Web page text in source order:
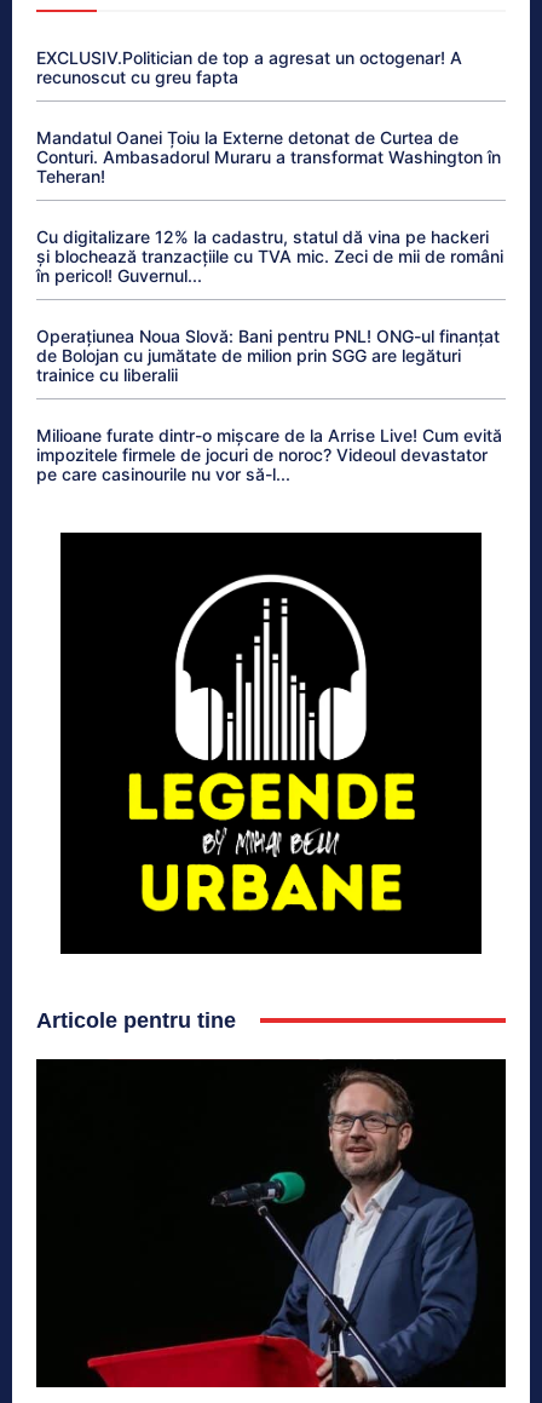
EXCLUSIV.Politician de top a agresat un octogenar! A
recunoscut cu greu fapta
Mandatul Oanei Țoiu la Externe detonat de Curtea de
Conturi. Ambasadorul Muraru a transformat Washington în
Teheran!
Cu digitalizare 12% la cadastru, statul dă vina pe hackeri
și blochează tranzacțiile cu TVA mic. Zeci de mii de români
în pericol! Guvernul...
Operațiunea Noua Slovă: Bani pentru PNL! ONG-ul finanțat
de Bolojan cu jumătate de milion prin SGG are legături
trainice cu liberalii
Milioane furate dintr-o mișcare de la Arrise Live! Cum evită
impozitele firmele de jocuri de noroc? Videoul devastator
pe care casinourile nu vor să-l...
Articole pentru tine